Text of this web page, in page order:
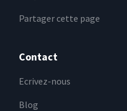
Partager cette page
Contact
Ecrivez-nous
Blog